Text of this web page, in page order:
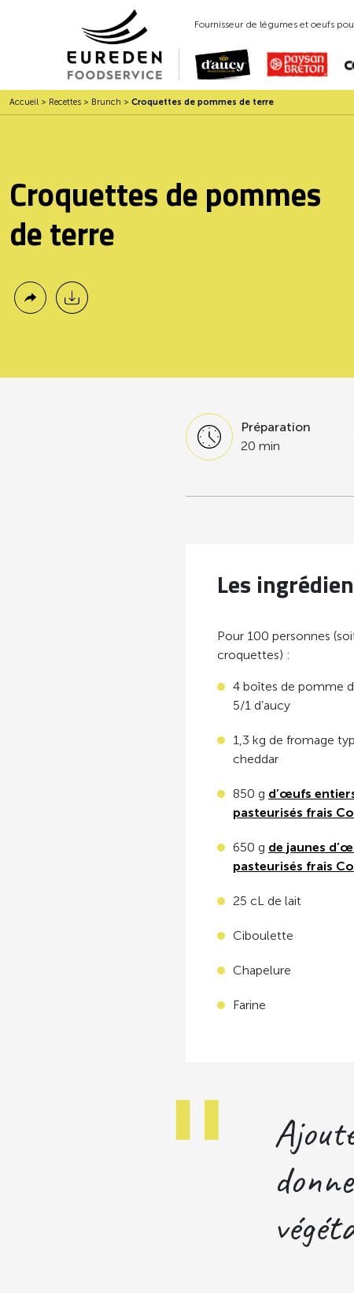
Fournisseur de légumes et oeufs
Accueil > Recettes > Brunch > Croquettes de pommes de terre
Croquettes de pommes
de terre
Préparation
20 min
Les
Pour 100 personnes
croquettes) :
4 boîtes de pomme
5/1 d’aucy
1,3 kg de fromage
cheddar
850 g d’œufs
pasteurisés frais
650 g de jaunes
pasteurisés frais
25 cL de lait
Ciboulette
Chapelure
Farine